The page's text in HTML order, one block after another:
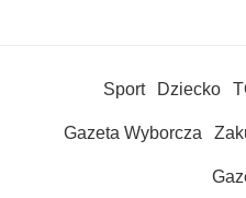
Sport Dziecko
Gazeta Wyborcza